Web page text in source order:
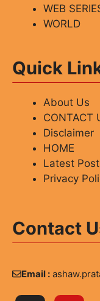
WEB
WORLD
Quick
About Us
CONTACT
Disclaimer
HOME
Latest Post
Privacy
Contact
Email :